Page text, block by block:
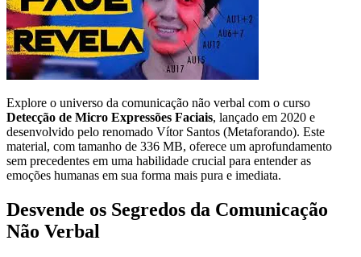
Explore o universo da comunicação não verbal com o curso
Detecção de Micro Expressões Faciais, lançado em 2020 e
desenvolvido pelo renomado Vítor Santos (Metaforando). Este
material, com tamanho de 336 MB, oferece um aprofundamento
sem precedentes em uma habilidade crucial para entender as
emoções humanas em sua forma mais pura e imediata.
Desvende os Segredos da Comunicação
Não Verbal